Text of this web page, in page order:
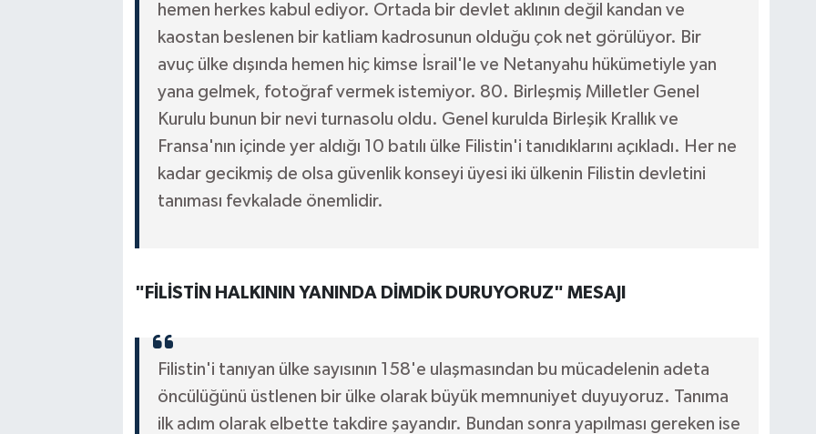
hemen herkes kabul ediyor. Ortada bir devlet aklının değil kandan ve
kaostan beslenen bir katliam kadrosunun olduğu çok net görülüyor. Bir
avuç ülke dışında hemen hiç kimse İsrail'le ve Netanyahu hükümetiyle yan
yana gelmek, fotoğraf vermek istemiyor. 80. Birleşmiş Milletler Genel
Kurulu bunun bir nevi turnasolu oldu. Genel kurulda Birleşik Krallık ve
Fransa'nın içinde yer aldığı 10 batılı ülke Filistin'i tanıdıklarını açıkladı. Her ne
kadar gecikmiş de olsa güvenlik konseyi üyesi iki ülkenin Filistin devletini
tanıması fevkalade önemlidir.
"FİLİSTİN HALKININ YANINDA DİMDİK DURUYORUZ" MESAJI
Filistin'i tanıyan ülke sayısının 158'e ulaşmasından bu mücadelenin adeta
öncülüğünü üstlenen bir ülke olarak büyük memnuniyet duyuyoruz. Tanıma
ilk adım olarak elbette takdire şayandır. Bundan sonra yapılması gereken ise